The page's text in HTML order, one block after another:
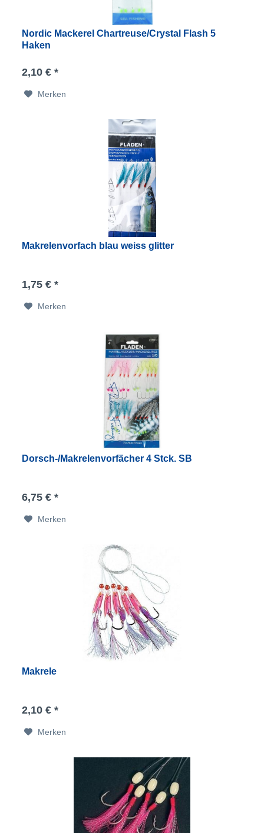
Nordic Mackerel Chartreuse/Crystal Flash 5
Haken
2,10 € *
Merken
Makrelenvorfach blau weiss glitter
1,75 € *
Merken
Dorsch-/Makrelenvorfächer 4 Stck. SB
6,75 € *
Merken
Makrele
2,10 € *
Merken